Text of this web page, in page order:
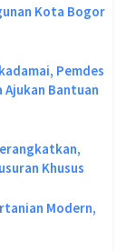
Kota Bogor
Pemdes
Ajukan Bantuan
Khusus
Modern,